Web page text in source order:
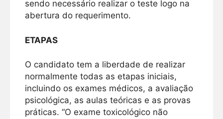
sendo necessário realizar o teste logo na
abertura do requerimento.
ETAPAS
O candidato tem a liberdade de realizar
normalmente todas as etapas iniciais,
incluindo os exames médicos, a avaliação
psicológica, as aulas teóricas e as provas
práticas. “O exame toxicológico não